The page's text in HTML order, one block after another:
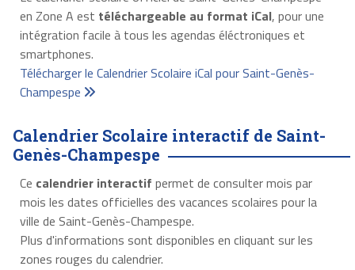
en Zone A est téléchargeable au format iCal, pour une
intégration facile à tous les agendas éléctroniques et
smartphones.
Télécharger le Calendrier Scolaire iCal pour Saint-Genès-
Champespe
Calendrier Scolaire interactif de Saint-
Genès-Champespe
Ce calendrier interactif permet de consulter mois par
mois les dates officielles des vacances scolaires pour la
ville de Saint-Genès-Champespe.
Plus d'informations sont disponibles en cliquant sur les
zones rouges du calendrier.